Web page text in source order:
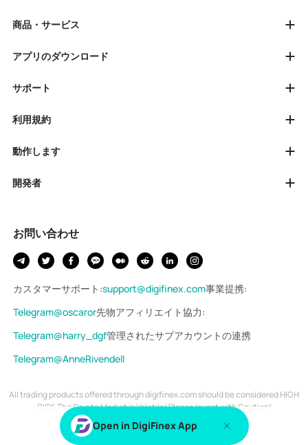
商品・サービス
アプリのダウンロード
サポート
利用規約
動作します
開発者
お問い合わせ
カスタマーサポート :support@digifinex.com事業提携:
Telegram@oscaror先物アフィリエイト協力:
Telegram@harry_dgf管理されたサブアカウントの連携
Telegram@AnneRivendell
All trading products offered through digifinex.com should be considered HIGH
RISK.The Crypto Market is Volatile! Please Invest with Caution!
Copyright © 2018-2026 DIGIFINEX.COM
Open in DigiFinex App